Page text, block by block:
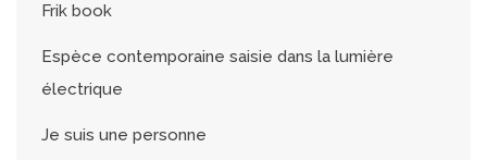
Frik book
Espèce contemporaine saisie dans la lumière
électrique
Je suis une personne